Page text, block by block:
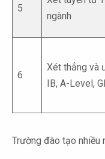
5
ngành
6
Xét thẳng và
IB, A-Level,
Trường đào tạo nhiều